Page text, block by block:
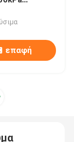
επαφή